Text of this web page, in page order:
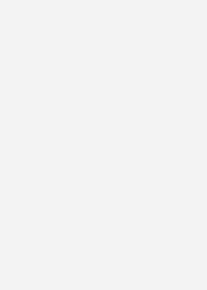
belegt. Stufenweise
statt
hat sich in den
Rehabilitation
bei der
Erkrankungen.
Wiederkehr der
Das